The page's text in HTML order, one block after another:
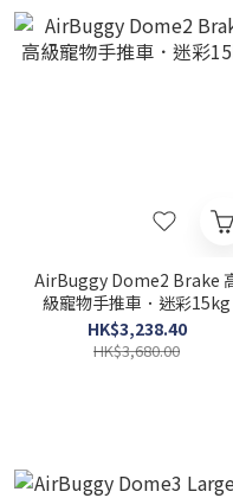
AirBuggy Dome2 Brake
級寵物手推車．迷彩15kg
HK$3,238.40
HK$3,680.00